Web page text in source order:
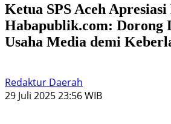
Ketua SPS Aceh
Habapublik.com: Dorong
Usaha Media demi
Redaktur Daerah
29 Juli 2025 23:56 WIB